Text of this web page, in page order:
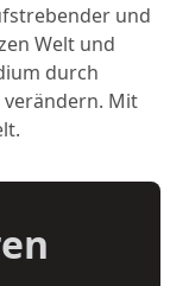
und
Welt und
durch
Mit